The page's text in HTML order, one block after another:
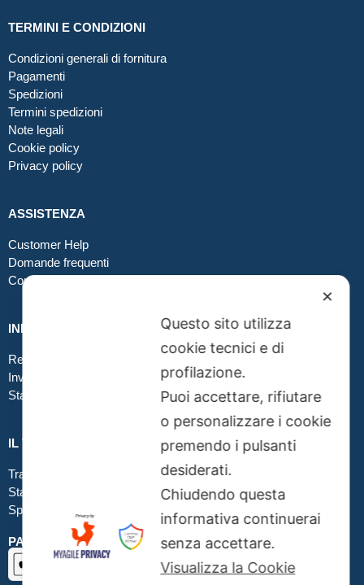
TERMINI E CONDIZIONI
Condizioni generali di fornitura
Pagamenti
Spedizioni
Termini spedizioni
Note legali
Cookie policy
Privacy policy
ASSISTENZA
Customer Help
Domande frequenti
Contatti
INFO GRAFICA
Realizzare file corretti
Inviare file grafici
Stampa in tessuto
IL TUO ORDINE
Traccia la tua spedizione
Stato del tuo ordine
Spedizioni
PAGAMENTI SICURI SSL
✕
Questo sito utilizza
cookie tecnici e di
profilazione.
Puoi accettare, rifiutare
o personalizzare i cookie
premendo i pulsanti
desiderati.
Chiudendo questa
informativa continuerai
senza accettare.
Visualizza la Cookie